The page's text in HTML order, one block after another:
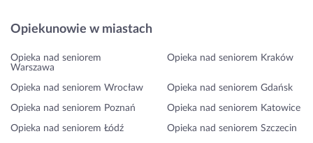
Opiekunowie w miastach
Opieka nad seniorem
Warszawa
Opieka nad seniorem Kraków
Opieka nad seniorem Wrocław Opieka nad seniorem Gdańsk
Opieka nad seniorem Poznań Opieka nad seniorem Katowice
Opieka nad seniorem Łódź Opieka nad seniorem Szczecin